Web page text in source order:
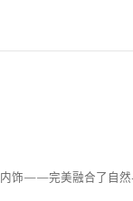
内饰——完美融合了自